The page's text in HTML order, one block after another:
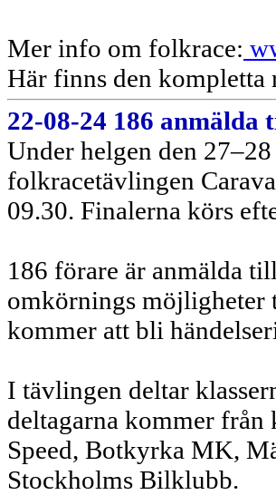
Mer info om folkrace:
Här finns den
22-08-24 186 anmälda
Under helgen den
folkracetävlingen
09.30. Finalerna körs
186 förare är anmälda
omkörnings möjligheter
kommer att bli
I tävlingen deltar
deltagarna kommer
Speed, Botkyrka MK,
Stockholms Bilklubb.